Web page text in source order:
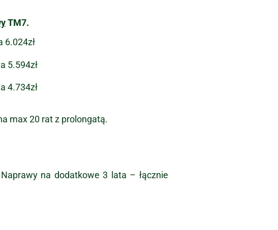
TM7.
6.024zł
5.594zł
4.734zł
max 20 rat z prolongatą.
na dodatkowe 3 lata – łącznie